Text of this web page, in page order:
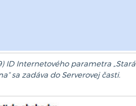
ID Internetového parametra „Stará
sa zadáva do Serverovej časti.